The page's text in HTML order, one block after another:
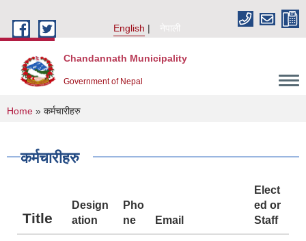
English
नेपाली
Chandannath Municipality
Government of Nepal
You are here
Home » कर्मचारीहरु
कर्मचारीहरु
Title
Design
ation
Pho
ne
Email
Elect
ed or
Staff